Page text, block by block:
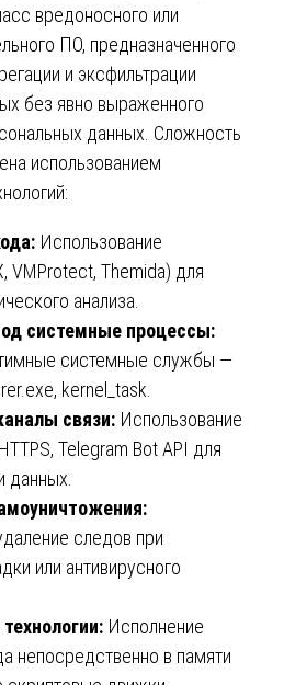
вредоносного или
ПО, предназначенного
и эксфильтрации
без явно выраженного
данных. Сложность
использованием
Использование
VMProtect, Themida) для
анализа.
системные процессы:
системные службы —
kernel_task.
связи: Использование
Telegram Bot API для
данных.
следов при
или антивирусного
Исполнение
непосредственно в памяти